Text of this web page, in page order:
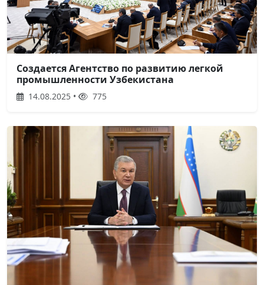
Создается Агентство по развитию легкой
промышленности Узбекистана
14.08.2025 • 775